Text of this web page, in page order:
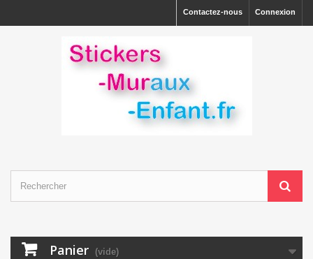
Connexion
Contactez-nous
Panier (vide)